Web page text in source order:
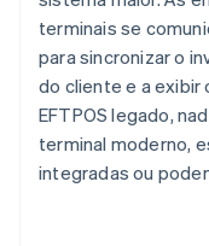
terminais se
para sincronizar o
do cliente e a exibir
EFTPOS legado,
terminal moderno,
integradas ou